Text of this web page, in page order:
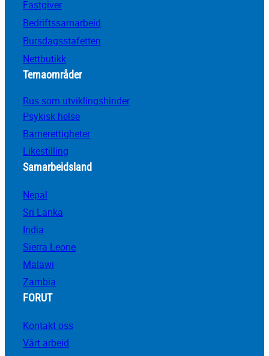
Fastgiver
Bedriftssamarbeid
Bursdagsstafetten
Nettbutikk
Temaområder
Rus som utviklingshinder
Psykisk helse
Barnerettigheter
Likestilling
Samarbeidsland
Nepal
Sri Lanka
India
Sierra Leone
Malawi
Zambia
FORUT
Kontakt oss
Vårt arbeid